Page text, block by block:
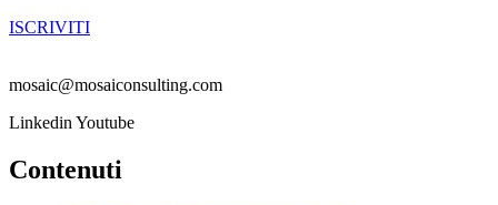
ISCRIVITI
mosaic@mosaiconsulting.com
Linkedin Youtube
Contenuti